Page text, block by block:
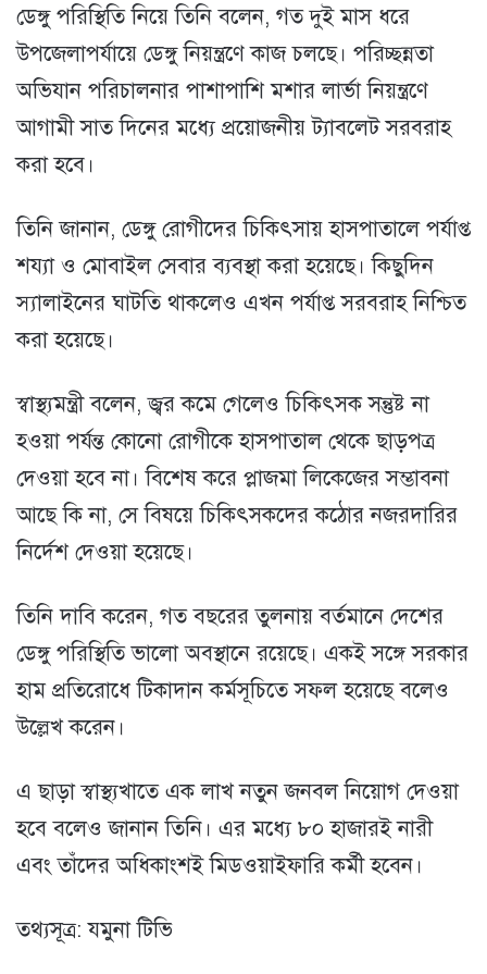
ডেঙ্গু পরিস্থিতি নিয়ে তিনি বলেন, গত দুই মাস ধরে
উপজেলাপর্যায়ে ডেঙ্গু নিয়ন্ত্রণে কাজ চলছে। পরিচ্ছন্নতা
অভিযান পরিচালনার পাশাপাশি মশার লার্ভা নিয়ন্ত্রণে
আগামী সাত দিনের মধ্যে প্রয়োজনীয় ট্যাবলেট সরবরাহ
করা হবে।
তিনি জানান, ডেঙ্গু রোগীদের চিকিৎসায় হাসপাতালে পর্যাপ্ত
শয্যা ও মোবাইল সেবার ব্যবস্থা করা হয়েছে। কিছুদিন
স্যালাইনের ঘাটতি থাকলেও এখন পর্যাপ্ত সরবরাহ নিশ্চিত
করা হয়েছে।
স্বাস্থ্যমন্ত্রী বলেন, জ্বর কমে গেলেও চিকিৎসক সন্তুষ্ট না
হওয়া পর্যন্ত কোনো রোগীকে হাসপাতাল থেকে ছাড়পত্র
দেওয়া হবে না। বিশেষ করে প্লাজমা লিকেজের সম্ভাবনা
আছে কি না, সে বিষয়ে চিকিৎসকদের কঠোর নজরদারির
নির্দেশ দেওয়া হয়েছে।
তিনি দাবি করেন, গত বছরের তুলনায় বর্তমানে দেশের
ডেঙ্গু পরিস্থিতি ভালো অবস্থানে রয়েছে। একই সঙ্গে সরকার
হাম প্রতিরোধে টিকাদান কর্মসূচিতে সফল হয়েছে বলেও
উল্লেখ করেন।
এ ছাড়া স্বাস্থ্যখাতে এক লাখ নতুন জনবল নিয়োগ দেওয়া
হবে বলেও জানান তিনি। এর মধ্যে ৮০ হাজারই নারী
এবং তাঁদের অধিকাংশই মিডওয়াইফারি কর্মী হবেন।
তথ্যসূত্র: যমুনা টিভি